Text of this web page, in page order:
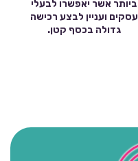
ביותר אשר יאפשרו לבעלי
עסקים ועניין לבצע רכישה
גדולה בכסף קטן.